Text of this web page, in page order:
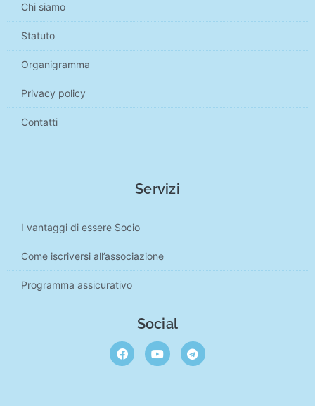
Chi siamo
Statuto
Organigramma
Privacy policy
Contatti
Servizi
I vantaggi di essere Socio
Come iscriversi all’associazione
Programma assicurativo
Social